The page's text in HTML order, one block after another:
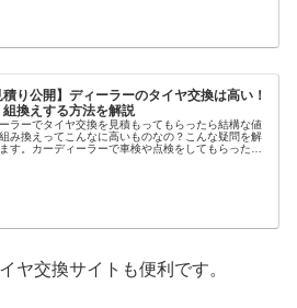
積り公開】ディーラーのタイヤ交換は高い！
組換えする方法を解説
ラーでタイヤ交換を見積もってもらったら結構な値
み換えってこんなに高いものなの？こんな疑問を解
す。カーディーラーで車検や点検をしてもらったつ
ヤ交換サイトも便利です。